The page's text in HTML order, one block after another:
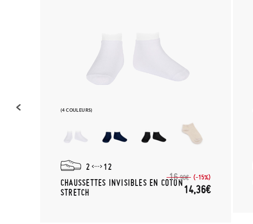
(4 COULEURS)
2
12
CHAUSSETTES INVISIBLES EN COTON
STRETCH
16,90€ (-15%)
14,36€